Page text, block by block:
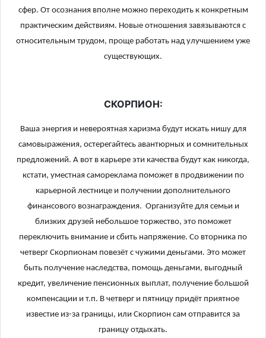
сфер. От осознания вполне можно переходить к конкретным
практическим действиям. Новые отношения завязываются с
относительным трудом, проще работать над улучшением уже
существующих.
СКОРПИОН:
Ваша энергия и невероятная харизма будут искать нишу для
самовыражения, остерегайтесь авантюрных и сомнительных
предложений. А вот в карьере эти качества будут как никогда,
кстати, уместная самореклама поможет в продвижении по
карьерной лестнице и получении дополнительного
финансового вознаграждения. Организуйте для семьи и
близких друзей небольшое торжество, это поможет
переключить внимание и сбить напряжение. Со вторника по
четверг Скорпионам повезёт с чужими деньгами. Это может
быть получение наследства, помощь деньгами, выгодный
кредит, увеличение пенсионных выплат, получение большой
компенсации и т.п. В четверг и пятницу придёт приятное
известие из-за границы, или Скорпион сам отправится за
границу отдыхать.